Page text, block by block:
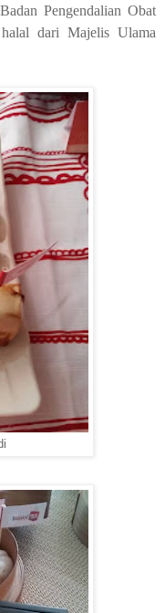
Pengendalian Obat
dari Majelis Ulama